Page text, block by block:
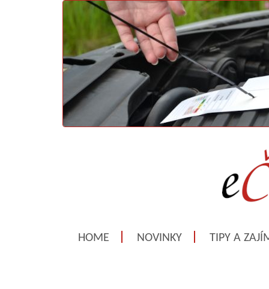
HOME NOVINKY TIPY A